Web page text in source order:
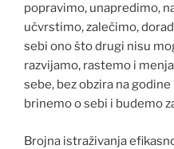
popravimo, unapredimo,
učvrstimo, zalečimo,
sebi ono što drugi nisu
razvijamo, rastemo i
sebe, bez obzira na
brinemo o sebi i budemo
Brojna istraživanja